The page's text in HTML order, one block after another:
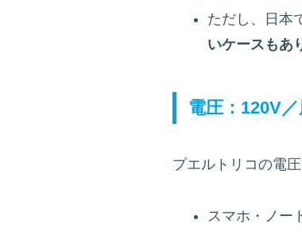
ただし、日本
いケースもあ
電圧：120V
プエルトリコの電
スマホ・ノー